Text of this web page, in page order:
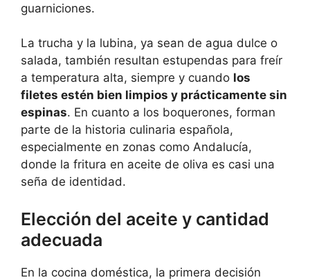
guarniciones.
La trucha y la lubina, ya sean de agua dulce o
salada, también resultan estupendas para freír
a temperatura alta, siempre y cuando los
filetes estén bien limpios y prácticamente sin
espinas. En cuanto a los boquerones, forman
parte de la historia culinaria española,
especialmente en zonas como Andalucía,
donde la fritura en aceite de oliva es casi una
seña de identidad.
Elección del aceite y cantidad
adecuada
En la cocina doméstica, la primera decisión